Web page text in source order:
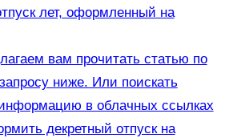
лет, оформленный на
вам прочитать статью по
ниже. Или поискать
в облачных ссылках
декретный отпуск на